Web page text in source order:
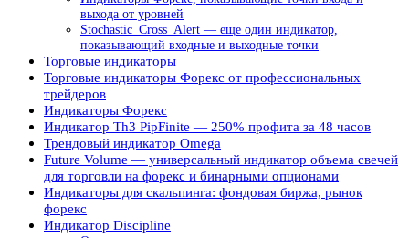
выхода от уровней
Stochastic_Cross_Alert — еще один индикатор,
показывающий входные и выходные точки
Торговые индикаторы
Торговые индикаторы Форекс от профессиональных
трейдеров
Индикаторы Форекс
Индикатор Th3 PipFinite — 250% профита за 48 часов
Трендовый индикатор Omega
Future Volume — универсальный индикатор объема свечей
для торговли на форекс и бинарными опционами
Индикаторы для скальпинга: фондовая биржа, рынок
форекс
Индикатор Discipline